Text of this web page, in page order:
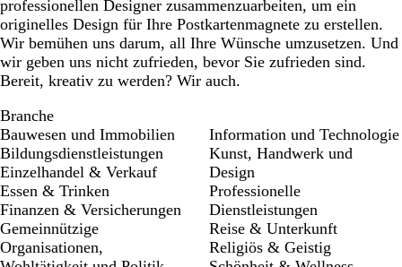
professionellen Designer zusammenzuarbeiten, um ein
originelles Design für Ihre Postkartenmagnete zu erstellen.
Wir bemühen uns darum, all Ihre Wünsche umzusetzen. Und
wir geben uns nicht zufrieden, bevor Sie zufrieden sind.
Bereit, kreativ zu werden? Wir auch.
Branche
Bauwesen und Immobilien
Bildungsdienstleistungen
Einzelhandel & Verkauf
Essen & Trinken
Finanzen & Versicherungen
Gemeinnützige
Organisationen,
Information und Technologie
Kunst, Handwerk und
Design
Professionelle
Dienstleistungen
Reise & Unterkunft
Religiös & Geistig